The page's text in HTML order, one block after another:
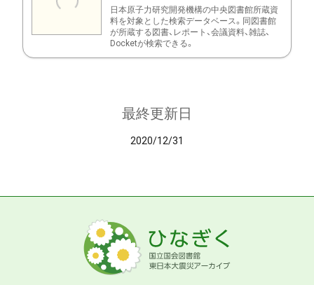
日本原子力研究開発機構の中央図書館所蔵資
料を対象とした検索データベース。同図書館
が所蔵する図書、レポート、会議資料、雑誌、
Docketが検索できる。
最終更新日
2020/12/31